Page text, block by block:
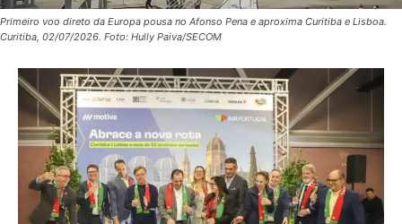
Primeiro voo direto da Europa pousa no Afonso Pena e aproxima Curitiba e Lisboa.
Curitiba, 02/07/2026. Foto: Hully Paiva/SECOM